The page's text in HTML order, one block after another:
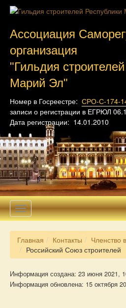
Ассоциация
организация
"Гильдия
Марий Эл"
Номер в Госреестре: СРО-С-174-
записи о регистрации в ЕГРЮЛ
Дата регистрации: 14.01.2010
Toggle
navigation
Главная Контакты
Членство
Российский Союз строителей
Информация создана: 23 июня 2021,
Информация обновлена: 15 октября